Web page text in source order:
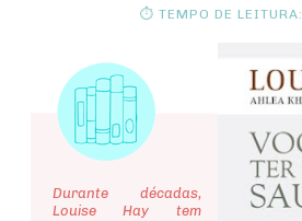
⏱ TEMPO DE
Durante décadas,
Louise Hay tem